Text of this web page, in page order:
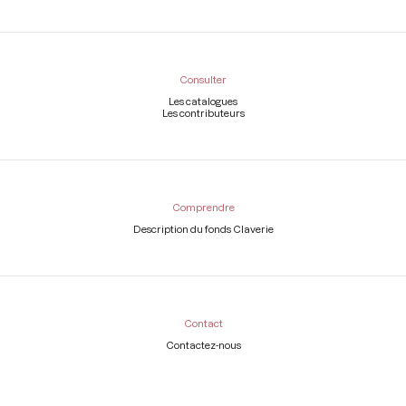
Consulter
Les catalogues
Les contributeurs
Comprendre
Description du fonds Claverie
Contact
Contactez-nous